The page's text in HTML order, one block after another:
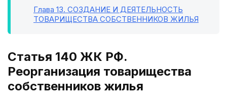
Глава 13. СОЗДАНИЕ И ДЕЯТЕЛЬНОСТЬ
ТОВАРИЩЕСТВА СОБСТВЕННИКОВ ЖИЛЬЯ
Статья 140 ЖК РФ.
Реорганизация товарищества
собственников жилья